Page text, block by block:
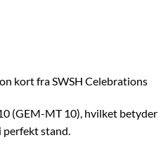
kort fra SWSH Celebrations
(GEM-MT 10), hvilket betyder
perfekt stand.